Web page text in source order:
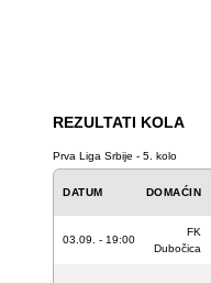
REZULTATI KOLA
Prva Liga Srbije - 5. kolo
DATUM DOMAĆIN
03.09. - 19:00
FK
Dubočica